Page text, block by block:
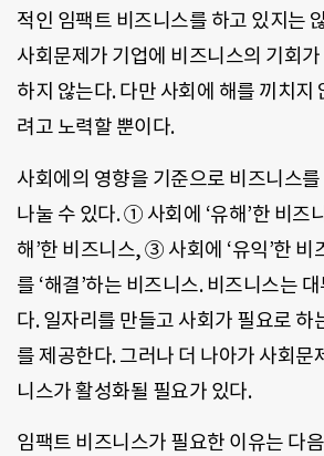
적인 임팩트 비즈니스를 하고 있지는
사회문제가 기업에 비즈니스의 기회
하지 않는다. 다만 사회에 해를 끼치지
려고 노력할 뿐이다.
사회에의 영향을 기준으로 비즈니스
나눌 수 있다. ① 사회에 ‘유해’한 비즈
해’한 비즈니스, ③ 사회에 ‘유익’한
를 ‘해결’하는 비즈니스. 비즈니스는
다. 일자리를 만들고 사회가 필요로 하
를 제공한다. 그러나 더 나아가 사회문
니스가 활성화될 필요가 있다.
임팩트 비즈니스가 필요한 이유는 다